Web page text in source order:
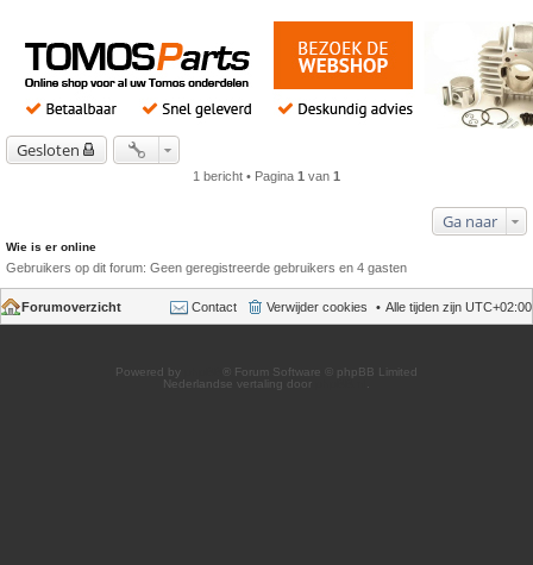
Gesloten
1 bericht • Pagina 1 van 1
Ga naar
Wie is er online
Gebruikers op dit forum: Geen geregistreerde gebruikers en 4 gasten
Forumoverzicht Alle tijden zijn UTC+02:00
Verwijder cookies
Contact
Powered by
® Forum Software © phpBB Limited
Nederlandse vertaling door